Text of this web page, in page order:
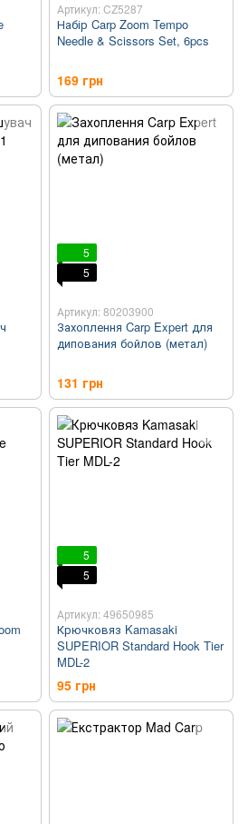
Артикул: CZ5287
Набір Carp Zoom Tempo
Needle & Scissors Set, 6pcs
169 грн
5
5
Артикул: 80203900
Захоплення Carp Expert для
дипования бойлов (метал)
131 грн
5
5
Артикул: 49650985
Крючковяз Kamasaki
SUPERIOR Standard Hook Tier
MDL-2
95 грн